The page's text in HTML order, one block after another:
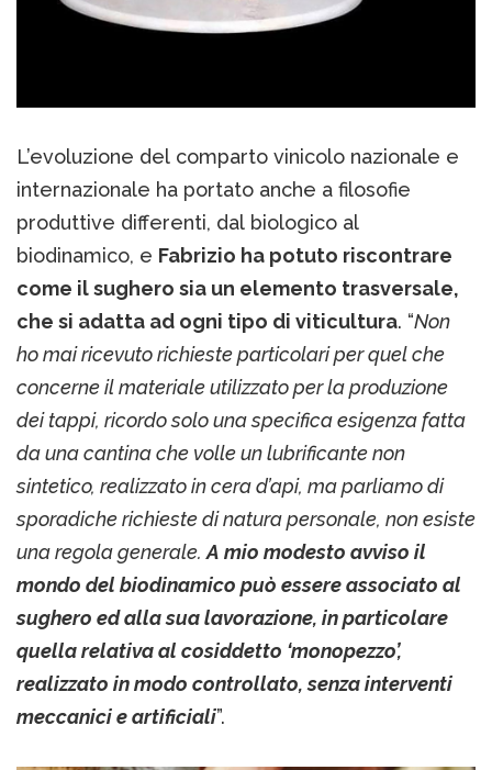
L’evoluzione del comparto vinicolo nazionale e
internazionale ha portato anche a filosofie
produttive differenti, dal biologico al
biodinamico, e Fabrizio ha potuto riscontrare
come il sughero sia un elemento trasversale,
che si adatta ad ogni tipo di viticultura. “Non
ho mai ricevuto richieste particolari per quel che
concerne il materiale utilizzato per la produzione
dei tappi, ricordo solo una specifica esigenza fatta
da una cantina che volle un lubrificante non
sintetico, realizzato in cera d’api, ma parliamo di
sporadiche richieste di natura personale, non esiste
una regola generale.A mio modesto avviso il
mondo del biodinamico può essere associato al
sughero ed alla sua lavorazione, in particolare
quella relativa al cosiddetto ‘monopezzo’,
realizzato in modo controllato, senza interventi
meccanici e artificiali”.